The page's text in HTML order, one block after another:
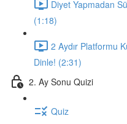
Diyet Yapmadan
(1:18)
2 Aydır Platformu
Dinle! (2:31)
2. Ay Sonu Quizi
Quiz